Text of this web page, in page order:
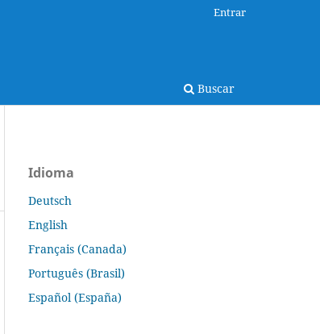
Buscar
Entrar
Idioma
Deutsch
English
Français (Canada)
Português (Brasil)
Español (España)